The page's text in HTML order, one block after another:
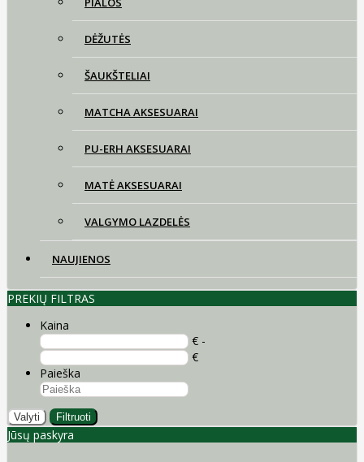
DĖŽUTĖS
ŠAUKŠTELIAI
MATCHA AKSESUARAI
PU-ERH AKSESUARAI
MATĖ AKSESUARAI
VALGYMO LAZDELĖS
NAUJIENOS
PREKIŲ FILTRAS
Kaina
€ -
€
Paieška
Valyti Filtruoti
Jūsų paskyra